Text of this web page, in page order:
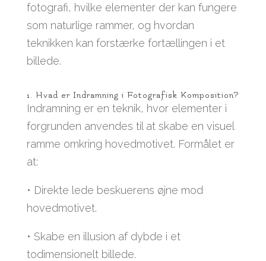
fotografi, hvilke elementer der kan fungere
som naturlige rammer, og hvordan
teknikken kan forstærke fortællingen i et
billede.
1. Hvad er Indramning i Fotografisk Komposition?
Indramning er en teknik, hvor elementer i
forgrunden anvendes til at skabe en visuel
ramme omkring hovedmotivet. Formålet er
at:
• Direkte lede beskuerens øjne mod
hovedmotivet.
• Skabe en illusion af dybde i et
todimensionelt billede.